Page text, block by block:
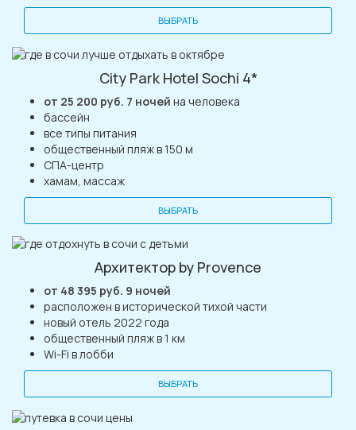
ВЫБРАТЬ
City Park Hotel Sochi 4*
от 25 200 руб. 7 ночей на человека
бассейн
все типы питания
общественный пляж в 150 м
СПА-центр
хамам, массаж
ВЫБРАТЬ
Архитектор by Provence
от 48 395 руб. 9 ночей
расположен в исторической тихой части
новый отель 2022 года
общественный пляж в 1 км
Wi-Fi в лобби
ВЫБРАТЬ